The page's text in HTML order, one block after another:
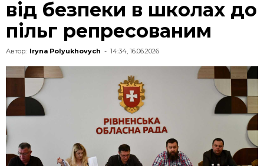
від безпеки в школах до
пільг репресованим
Автор: Iryna Polyukhovych - 14:34, 16.06.2026